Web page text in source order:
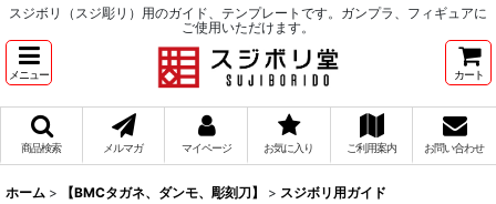
スジボリ（スジ彫リ）用のガイド、テンプレートです。ガンプラ、フィギュアに
ご使用いただけます。
メニュー カート
商品検索 メルマガ マイページ お気に入り ご利用案内 お問い合わせ
ホーム > 【BMCタガネ、ダンモ、彫刻刀】 > スジボリ用ガイド